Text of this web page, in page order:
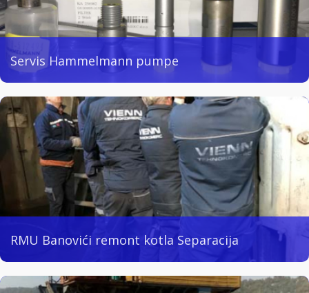
Servis Hammelmann pumpe
RMU Banovići remont kotla Separacija